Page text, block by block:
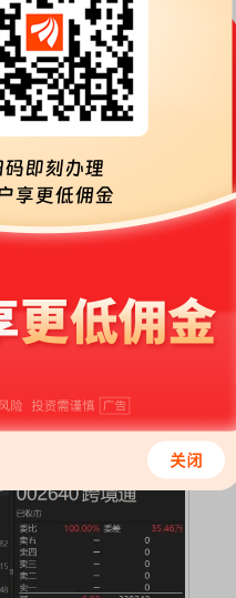
圳
-1096.78倍，市净率为7.97
著偏离同行业水平。
识：从基础认知到特色品种